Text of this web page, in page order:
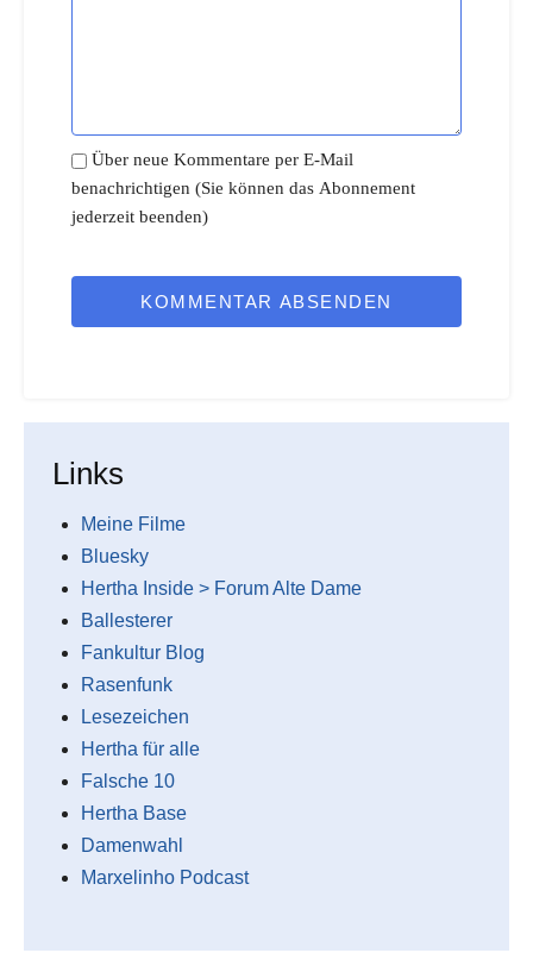
Über neue Kommentare per E-Mail
benachrichtigen (Sie können das Abonnement
jederzeit beenden)
KOMMENTAR ABSENDEN
Links
Meine Filme
Bluesky
Hertha Inside > Forum Alte Dame
Ballesterer
Fankultur Blog
Rasenfunk
Lesezeichen
Hertha für alle
Falsche 10
Hertha Base
Damenwahl
Marxelinho Podcast